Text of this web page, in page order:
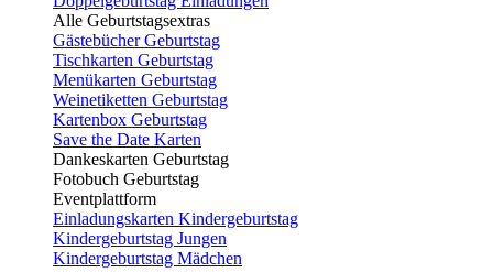
Alle Geburtstagsextras
Gästebücher Geburtstag
Tischkarten Geburtstag
Menükarten Geburtstag
Weinetiketten Geburtstag
Kartenbox Geburtstag
Save the Date Karten
Dankeskarten Geburtstag
Fotobuch Geburtstag
Eventplattform
Einladungskarten Kindergeburtstag
Kindergeburtstag Jungen
Kindergeburtstag Mädchen